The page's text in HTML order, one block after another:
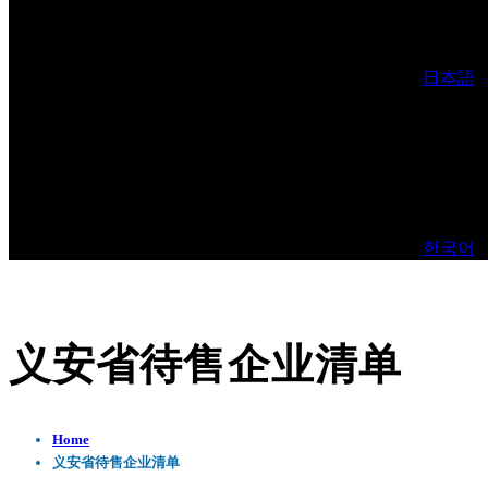
日本語
한국어
义安省待售企业清单
Home
义安省待售企业清单